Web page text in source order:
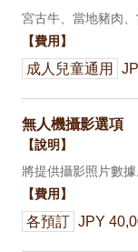
宮古牛、當地豬肉、
【費用】
成人兒童通用
無人機攝影選項
【說明】
將提供攝影照片數據
【費用】
各預訂 JPY